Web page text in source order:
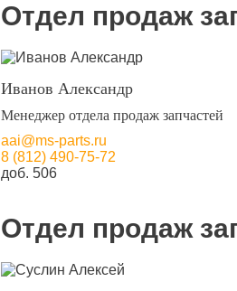
Отдел продаж
Иванов Александр
Менеджер отдела продаж запчастей
aai@ms-parts.ru
8 (812) 490-75-72
доб. 506
Отдел продаж